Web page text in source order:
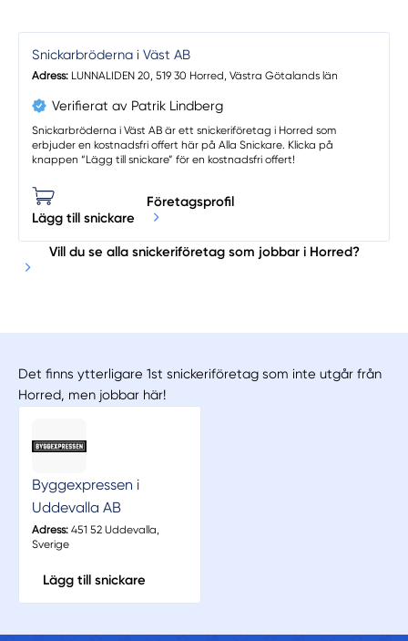
Snickarbröderna i Väst AB
Adress:LUNNALIDEN 20, 519 30 Horred, Västra Götalands län
Verifierat av Patrik Lindberg
Snickarbröderna i Väst AB är ett snickeriföretag i Horred som
erbjuder en kostnadsfri offert här på Alla Snickare. Klicka på
knappen “Lägg till snickare” för en kostnadsfri offert!
Lägg till snickare
Företagsprofil
Vill du se alla snickeriföretag som jobbar i Horred?
Det finns ytterligare 1st snickeriföretag som inte utgår från
Horred, men jobbar här!
Byggexpressen i
Uddevalla AB
Adress:451 52 Uddevalla,
Sverige
Lägg till snickare